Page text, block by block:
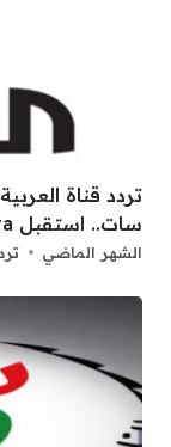
سات.. استقبل Al Arabiya بجودة عالية
الشهر الماضي